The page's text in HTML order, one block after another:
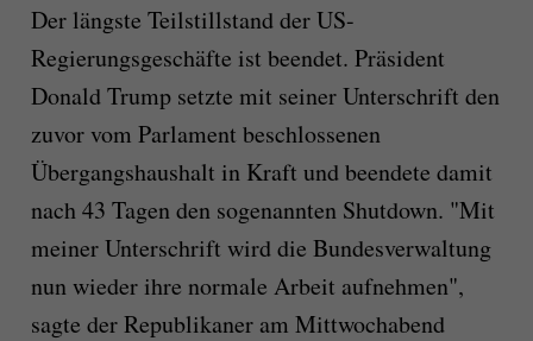
Der längste Teilstillstand der US-
Regierungsgeschäfte ist beendet. Präsident
Donald Trump setzte mit seiner Unterschrift den
zuvor vom Parlament beschlossenen
Übergangshaushalt in Kraft und beendete damit
nach 43 Tagen den sogenannten Shutdown. "Mit
meiner Unterschrift wird die Bundesverwaltung
nun wieder ihre normale Arbeit aufnehmen",
sagte der Republikaner am Mittwochabend